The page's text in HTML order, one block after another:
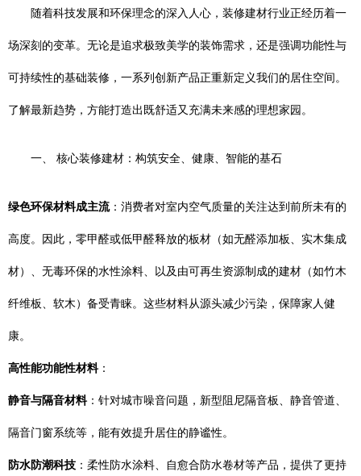
随着科技发展和环保理念的深入人心，装修建材行业正经历着一
场深刻的变革。无论是追求极致美学的装饰需求，还是强调功能性与
可持续性的基础装修，一系列创新产品正重新定义我们的居住空间。
了解最新趋势，方能打造出既舒适又充满未来感的理想家园。
一、 核心装修建材：构筑安全、健康、智能的基石
绿色环保材料成主流：消费者对室内空气质量的关注达到前所未有的
高度。因此，零甲醛或低甲醛释放的板材（如无醛添加板、实木集成
材）、无毒环保的水性涂料、以及由可再生资源制成的建材（如竹木
纤维板、软木）备受青睐。这些材料从源头减少污染，保障家人健
康。
高性能功能性材料：
静音与隔音材料：针对城市噪音问题，新型阻尼隔音板、静音管道、
隔音门窗系统等，能有效提升居住的静谧性。
防水防潮科技 ：柔性防水涂料、自愈合防水卷材等产品，提供了更持